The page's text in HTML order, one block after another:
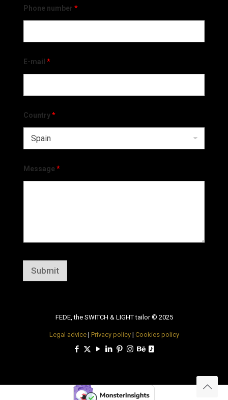
Phone number *
E-mail *
Country*
Message *
Submit
FEDE, the SWITCH & LIGHT tailor © 2025
Legal advice| Privacy policy| Cookies policy